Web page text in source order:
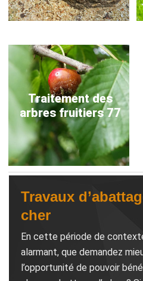
Traitement des
arbres fruitiers 77
Travaux
cher
En cette période de
alarmant, que demandez
l’opportunité de pouvoir